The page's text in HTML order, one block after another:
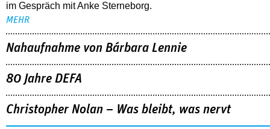
im Gespräch mit Anke Sterneborg.
MEHR
Nahaufnahme von Bárbara Lennie
80 Jahre DEFA
Christopher Nolan – Was bleibt, was nervt